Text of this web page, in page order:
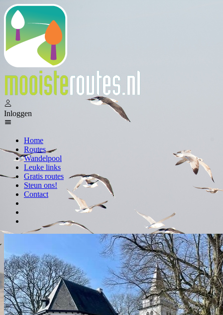
Inloggen
Home
Routes
Wandelpool
Leuke links
Gratis routes
Steun ons!
Contact